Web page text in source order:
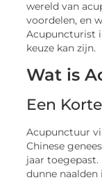
wereld van
voordelen, en
Acupuncturist
keuze kan zijn.
Wat is
Een
Acupunctuur
Chinese
jaar
dunne